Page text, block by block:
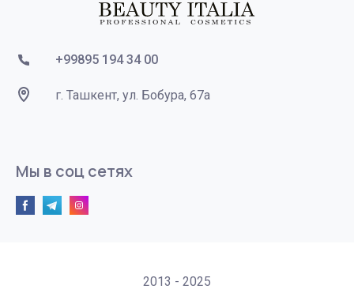
+99895 194 34 00
г. Ташкент, ул. Бобура, 67а
Мы в соц сетях
2013 - 2025